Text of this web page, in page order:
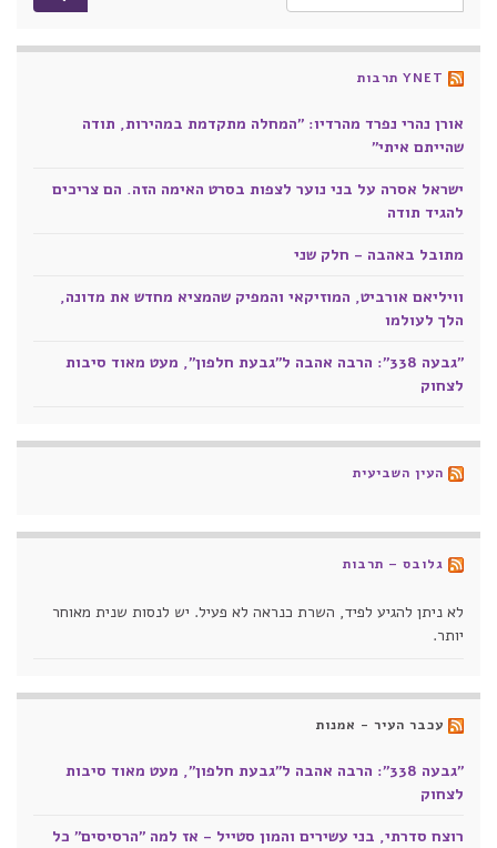
YNET תרבות
אורן נהרי נפרד מהרדיו: "המחלה מתקדמת במהירות, תודה
שהייתם איתי"
ישראל אסרה על בני נוער לצפות בסרט האימה הזה. הם צריכים
להגיד תודה
מתובל באהבה - חלק שני
וויליאם אורביט, המוזיקאי והמפיק שהמציא מחדש את מדונה,
הלך לעולמו
"גבעה 338": הרבה אהבה ל"גבעת חלפון", מעט מאוד סיבות
לצחוק
העין השביעית
גלובס – תרבות
לא ניתן להגיע לפיד, השרת כנראה לא פעיל. יש לנסות שנית מאוחר
יותר.
עכבר העיר - אמנות
"גבעה 338": הרבה אהבה ל"גבעת חלפון", מעט מאוד סיבות
לצחוק
רוצח סדרתי, בני עשירים והמון סטייל - אז למה "הרסיסים" כל